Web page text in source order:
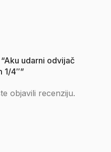
udarni odvijač
1/4″”
objavili recenziju.